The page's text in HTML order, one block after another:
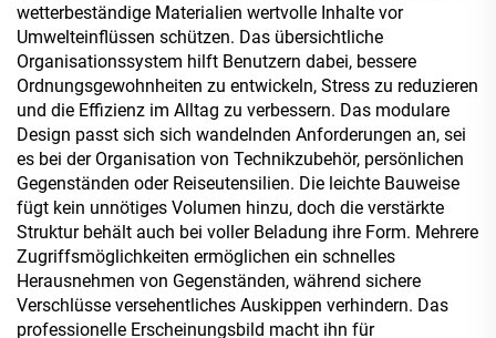
wetterbeständige Materialien wertvolle Inhalte vor
Umwelteinflüssen schützen. Das übersichtliche
Organisationssystem hilft Benutzern dabei, bessere
Ordnungsgewohnheiten zu entwickeln, Stress zu reduzieren
und die Effizienz im Alltag zu verbessern. Das modulare
Design passt sich sich wandelnden Anforderungen an, sei
es bei der Organisation von Technikzubehör, persönlichen
Gegenständen oder Reiseutensilien. Die leichte Bauweise
fügt kein unnötiges Volumen hinzu, doch die verstärkte
Struktur behält auch bei voller Beladung ihre Form. Mehrere
Zugriffsmöglichkeiten ermöglichen ein schnelles
Herausnehmen von Gegenständen, während sichere
Verschlüsse versehentliches Auskippen verhindern. Das
professionelle Erscheinungsbild macht ihn für